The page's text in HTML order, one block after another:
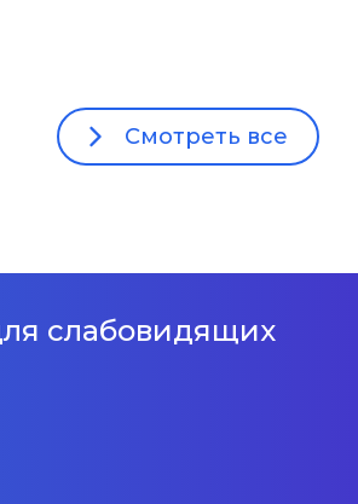
Смотреть все
слабовидящих